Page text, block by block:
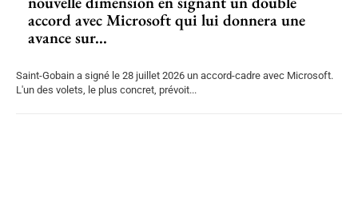
accord avec Microsoft qui lui donnera une
avance sur...
Saint-Gobain a signé le 28 juillet 2026 un accord-cadre avec Microsoft.
L'un des volets, le plus concret, prévoit...